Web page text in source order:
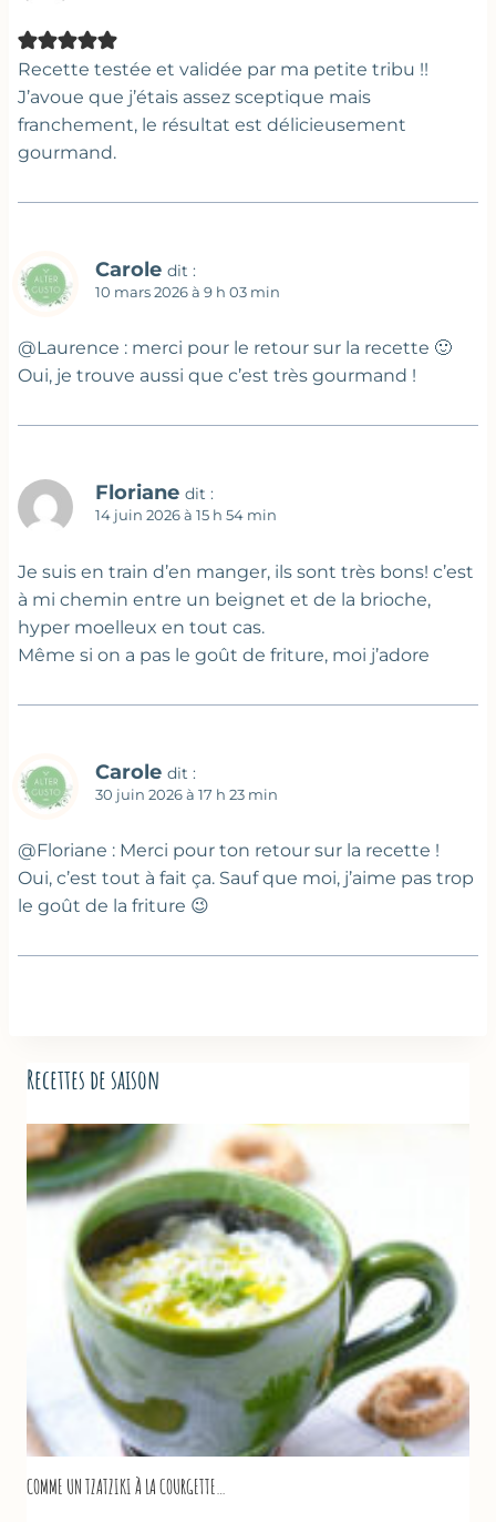
Recette testée et validée par ma petite tribu !!
J’avoue que j’étais assez sceptique mais
franchement, le résultat est délicieusement
gourmand.
Carole dit :
10 mars 2026 à 9 h 03 min
@Laurence : merci pour le retour sur la recette 🙂
Oui, je trouve aussi que c’est très gourmand !
Floriane dit :
14 juin 2026 à 15 h 54 min
Je suis en train d’en manger, ils sont très bons! c’est
à mi chemin entre un beignet et de la brioche,
hyper moelleux en tout cas.
Même si on a pas le goût de friture, moi j’adore
Carole dit :
30 juin 2026 à 17 h 23 min
@Floriane : Merci pour ton retour sur la recette !
Oui, c’est tout à fait ça. Sauf que moi, j’aime pas trop
le goût de la friture 😉
Recettes de saison
COMME UN TZATZIKI À LA COURGETTE…